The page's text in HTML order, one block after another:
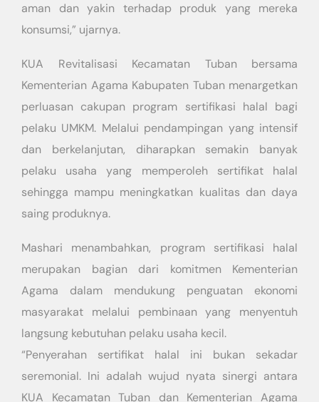
aman dan yakin terhadap produk yang mereka
konsumsi,” ujarnya.
KUA Revitalisasi Kecamatan Tuban bersama
Kementerian Agama Kabupaten Tuban menargetkan
perluasan cakupan program sertifikasi halal bagi
pelaku UMKM. Melalui pendampingan yang intensif
dan berkelanjutan, diharapkan semakin banyak
pelaku usaha yang memperoleh sertifikat halal
sehingga mampu meningkatkan kualitas dan daya
saing produknya.
Mashari menambahkan, program sertifikasi halal
merupakan bagian dari komitmen Kementerian
Agama dalam mendukung penguatan ekonomi
masyarakat melalui pembinaan yang menyentuh
langsung kebutuhan pelaku usaha kecil.
“Penyerahan sertifikat halal ini bukan sekadar
seremonial. Ini adalah wujud nyata sinergi antara
KUA Kecamatan Tuban dan Kementerian Agama